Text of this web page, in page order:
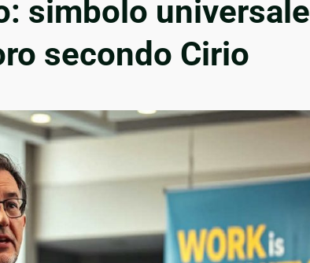
simbolo universale
secondo Cirio